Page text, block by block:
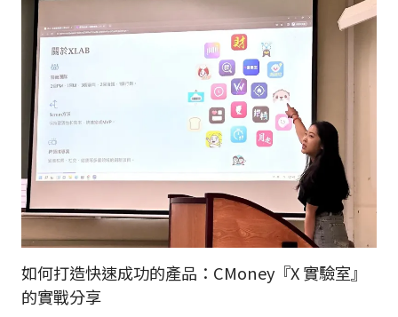
如何打造快速成功的產品：CMoney『X 實驗室』
的實戰分享